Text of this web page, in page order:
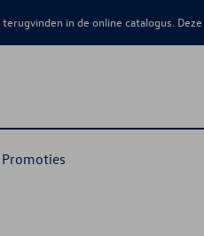
in de online catalogus.
Promoties